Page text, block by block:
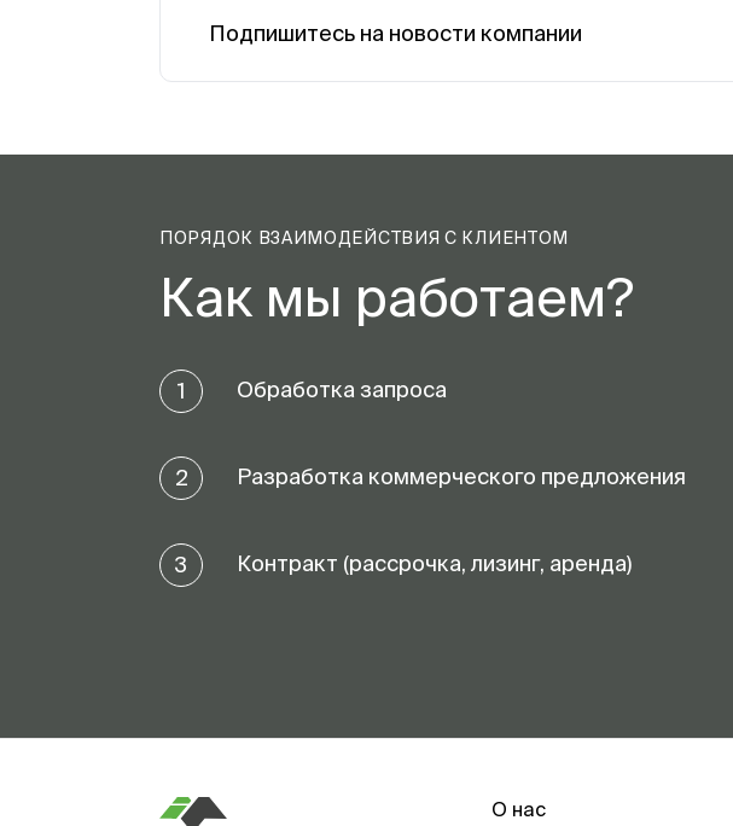
Подпишитесь на новости компании
ПОРЯДОК ВЗАИМОДЕЙСТВИЯ С КЛИЕНТОМ
Как мы работаем?
1 Обработка запроса
2 Разработка коммерческого предложения
3 Контракт (рассрочка, лизинг, аренда)
О нас